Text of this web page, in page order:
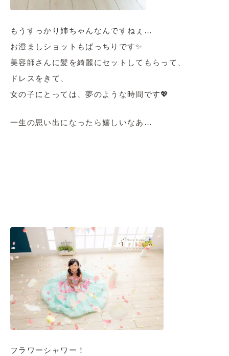
もうすっかり姉ちゃんなんですねぇ…
お澄ましショットもばっちりです✨
美容師さんに髪を綺麗にセットしてもらって、
ドレスをきて、
女の子にとっては、夢のような時間です💖
一生の思い出になったら嬉しいなあ…
フラワーシャワー！